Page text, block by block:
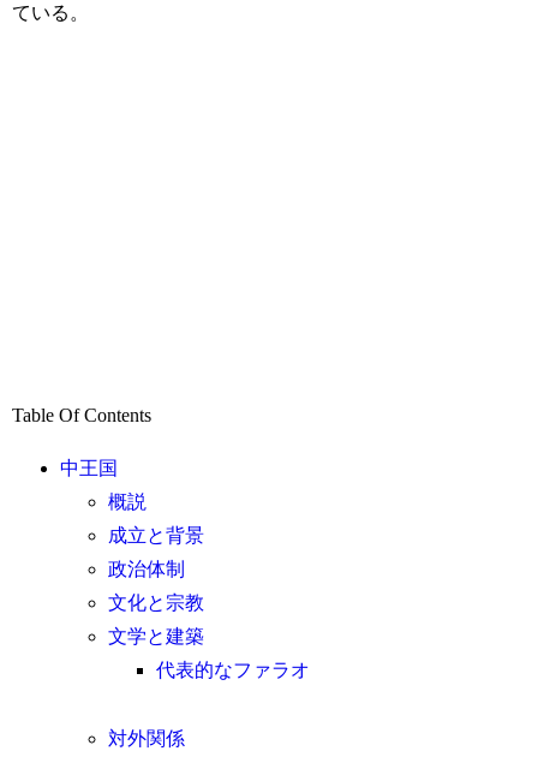
ている。
Table Of Contents
中王国
概説
成立と背景
政治体制
文化と宗教
文学と建築
代表的なファラオ
対外関係